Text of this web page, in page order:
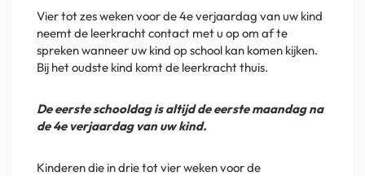
Vier tot zes weken voor de 4e verjaardag van uw kind
neemt de leerkracht contact met u op om af te
spreken wanneer uw kind op school kan komen kijken.
Bij het oudste kind komt de leerkracht thuis.
De eerste schooldag is altijd de eerste maandag na
de 4e verjaardag van uw kind.
Kinderen die in drie tot vier weken voor de